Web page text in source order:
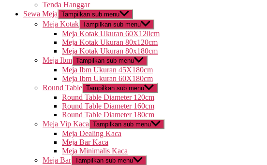
Tenda Hanggar
Sewa Meja Tampilkan sub menu
Meja Kotak Tampilkan sub menu
Meja Kotak Ukuran 60X120cm
Meja Kotak Ukuran 80x120cm
Meja Kotak Ukuran 80x180cm
Meja Ibm Tampilkan sub menu
Meja Ibm Ukuran 45X180cm
Meja Ibm Ukuran 60X180cm
Round Table Tampilkan sub menu
Round Table Diameter 120cm
Round Table Diameter 160cm
Round Table Diameter 180cm
Meja Vip Kaca Tampilkan sub menu
Meja Dealing Kaca
Meja Bar Kaca
Meja Minimalis Kaca
Meja Bar Tampilkan sub menu